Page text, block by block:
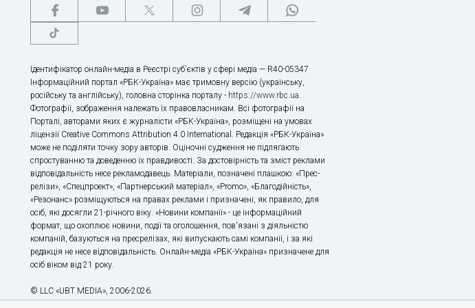
Ідентифікатор онлайн-медіа в Реєстрі суб’єктів у сфері медіа — R40-05347
Інформаційний портал «РБК-Україна» має тримовну версію (українську,
російську та англійську), головна сторінка порталу - https://www.rbc.ua.
Фотографії, зображення належать їх правовласникам. Всі фотографії на
Порталі, авторами яких є журналісти «РБК-Україна», розміщені на умовах
ліцензії Creative Commons Attribution 4.0 International. Редакція «РБК-Україна»
може не поділяти точку зору авторів. Оціночні судження не підлягають
спростуванню та доведенню їх правдивості. За достовірність та зміст реклами
відповідальність несе рекламодавець. Матеріали, позначені плашкою: «Прес-
релізи», «Спецпроект», «Партнерський матеріал», «Promo», «Благодійність»,
«Резонанс» розміщуються на правах реклами і призначені, як правило, для
осіб, які досягли 21-річного віку. «Новини компанії» - це інформаційний
формат, що охоплює новини, події та оголошення, пов'язані з діяльністю
компаній, базуються на пресрелізах, які випускають самі компанії, і за які
редакція не несе відповідальність. Онлайн-медіа «РБК-Україна» призначене для
осіб віком від 21 року.
© LLC «UBT MEDIA», 2006-2026.